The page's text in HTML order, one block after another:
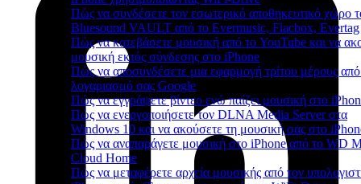
Πώς να συνδέσετε τον εσωτερικό αποθηκευτικό χώρο
Bluesound VAULT από το Evermusic, Flacbox, Evertag
Πώς να κατεβάσετε μουσική από το YouTube και να
μουσική εκτός σύνδεσης στο iPhone
Πώς να αποσυνδέσετε μια εφαρμογή τρίτου μέρους
λογαριασμό σας Google
Πώς να εγγράψετε βίντεο ενώ παίζει μουσική στο
Πώς να ενεργοποιήσετε τον DLNA Media Server στα
Windows 10 και να ακούσετε τη μουσική σας στο
Πώς να αναπαράγετε μουσική στο iPhone από το WD
Cloud Home
Πώς να μεταφέρετε αρχεία μουσικής από τον